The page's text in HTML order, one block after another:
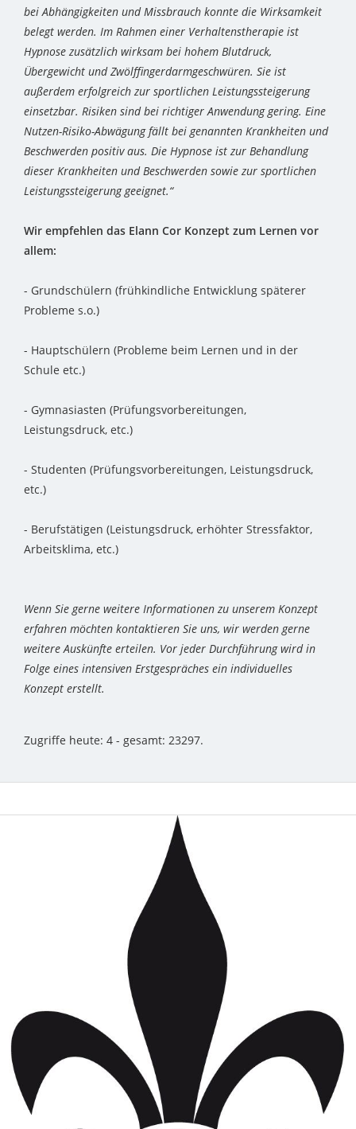
bei Abhängigkeiten und Missbrauch konnte die Wirksamkeit
belegt werden. Im Rahmen einer Verhaltenstherapie ist
Hypnose zusätzlich wirksam bei hohem Blutdruck,
Übergewicht und Zwölffingerdarmgeschwüren. Sie ist
außerdem erfolgreich zur sportlichen Leistungssteigerung
einsetzbar. Risiken sind bei richtiger Anwendung gering. Eine
Nutzen-Risiko-Abwägung fällt bei genannten Krankheiten und
Beschwerden positiv aus. Die Hypnose ist zur Behandlung
dieser Krankheiten und Beschwerden sowie zur sportlichen
Leistungssteigerung geeignet.“
Wir empfehlen das Elann Cor Konzept zum Lernen vor
allem:
- Grundschülern (frühkindliche Entwicklung späterer
Probleme s.o.)
- Hauptschülern (Probleme beim Lernen und in der
Schule etc.)
- Gymnasiasten (Prüfungsvorbereitungen,
Leistungsdruck, etc.)
- Studenten (Prüfungsvorbereitungen, Leistungsdruck,
etc.)
- Berufstätigen (Leistungsdruck, erhöhter Stressfaktor,
Arbeitsklima, etc.)
Wenn Sie gerne weitere Informationen zu unserem Konzept
erfahren möchten kontaktieren Sie uns, wir werden gerne
weitere Auskünfte erteilen. Vor jeder Durchführung wird in
Folge eines intensiven Erstgespräches ein individuelles
Konzept erstellt.
Zugriffe heute: 4 - gesamt: 23297.